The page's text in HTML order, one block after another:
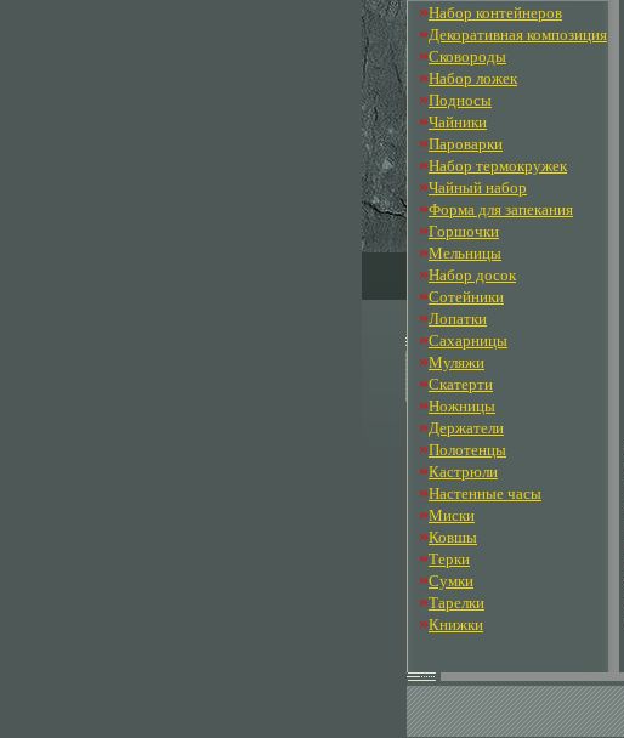
»Набор контейнеров
»Декоративная композиция
»Сковороды
»Набор ложек
»Подносы
»Чайники
»Пароварки
»Набор термокружек
»Чайный набор
»Форма для запекания
»Горшочки
»Мельницы
»Набор досок
»Сотейники
»Лопатки
»Сахарницы
»Муляжи
»Скатерти
»Ножницы
»Держатели
»Полотенцы
»Кастрюли
»Настенные часы
»Миски
»Ковшы
»Терки
»Сумки
»Тарелки
»Книжки